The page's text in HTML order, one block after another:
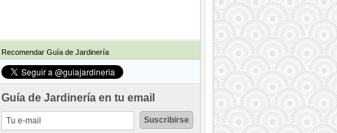
Recomendar Guía de Jardinería
Guía de Jardinería en tu email